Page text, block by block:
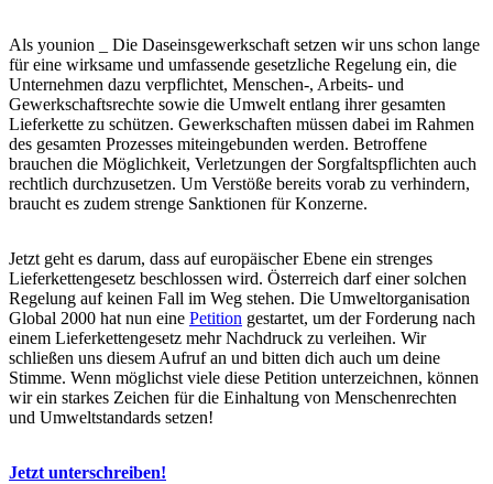
Als younion _ Die Daseinsgewerkschaft setzen wir uns schon lange
für eine wirksame und umfassende gesetzliche Regelung ein, die
Unternehmen dazu verpflichtet, Menschen-, Arbeits- und
Gewerkschaftsrechte sowie die Umwelt entlang ihrer gesamten
Lieferkette zu schützen. Gewerkschaften müssen dabei im Rahmen
des gesamten Prozesses miteingebunden werden. Betroffene
brauchen die Möglichkeit, Verletzungen der Sorgfaltspflichten auch
rechtlich durchzusetzen. Um Verstöße bereits vorab zu verhindern,
braucht es zudem strenge Sanktionen für Konzerne.
Jetzt geht es darum, dass auf europäischer Ebene ein strenges
Lieferkettengesetz beschlossen wird. Österreich darf einer solchen
Regelung auf keinen Fall im Weg stehen. Die Umweltorganisation
Global 2000 hat nun eine Petition gestartet, um der Forderung nach
einem Lieferkettengesetz mehr Nachdruck zu verleihen. Wir
schließen uns diesem Aufruf an und bitten dich auch um deine
Stimme. Wenn möglichst viele diese Petition unterzeichnen, können
wir ein starkes Zeichen für die Einhaltung von Menschenrechten
und Umweltstandards setzen!
Jetzt unterschreiben!